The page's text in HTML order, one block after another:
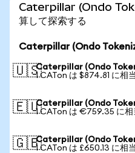
Caterpillar (Ondo
算して探索する
Caterpillar (Ondo
🇺🇸Caterpillar (Ondo
1 CATon は $874.81 に相当
🇪🇺Caterpillar (Ondo
1 CATon は €759.35 に相
🇬🇧Caterpillar (Ondo
1 CATon は £650.13 に相当